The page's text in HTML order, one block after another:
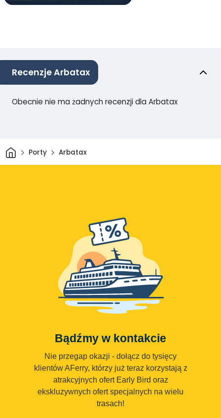
Recenzje Arbatax
Obecnie nie ma żadnych recenzji dla Arbatax
DomPorty Arbatax
Bądźmy w kontakcie
Nie przegap okazji - dołącz do tysięcy
klientów AFerry, którzy już teraz korzystają z
atrakcyjnych ofert Early Bird oraz
ekskluzywnych ofert specjalnych na wielu
trasach!